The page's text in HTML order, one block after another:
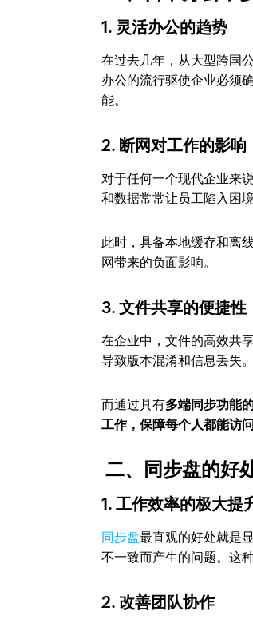
1. 灵活办公的趋势
在过去几年，从大型跨国
办公的流行驱使企业必须
能。
2. 断网对工作的影响
对于任何一个现代企业来
和数据常常让员工陷入困
此时，具备本地缓存和离
网带来的负面影响。
3. 文件共享的便捷性
在企业中，文件的高效共
导致版本混淆和信息丢失。
而通过具有多端同步功能
工作，保障每个人都能访
二、同步盘的好
1. 工作效率的极大提
同步盘最直观的好处就是
不一致而产生的问题。这
2. 改善团队协作